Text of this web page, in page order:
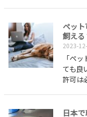
ペッ
飼え
2023-
「ペ
ても良
許可は
日本